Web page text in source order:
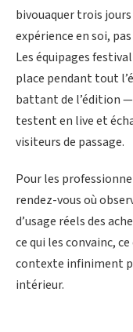
bivouaquer trois
expérience en soi,
Les équipages
place pendant tout
battant de l’édition —
testent en live et
visiteurs de passage.
Pour les
rendez-vous où
d’usage réels des
ce qui les convainc,
contexte infiniment
intérieur.